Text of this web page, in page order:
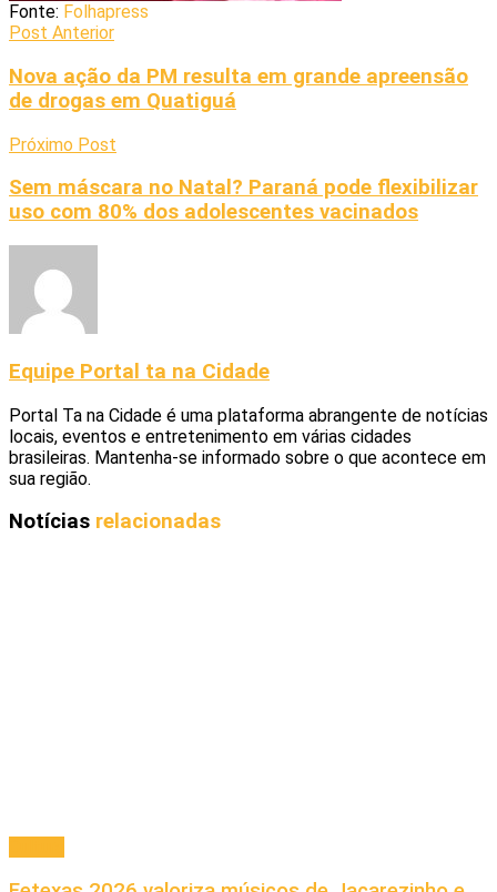
Fonte: Folhapress
Post Anterior
Nova ação da PM resulta em grande apreensão
de drogas em Quatiguá
Próximo Post
Sem máscara no Natal? Paraná pode flexibilizar
uso com 80% dos adolescentes vacinados
Equipe Portal ta na Cidade
Portal Ta na Cidade é uma plataforma abrangente de notícias
locais, eventos e entretenimento em várias cidades
brasileiras. Mantenha-se informado sobre o que acontece em
sua região.
Notícias relacionadas